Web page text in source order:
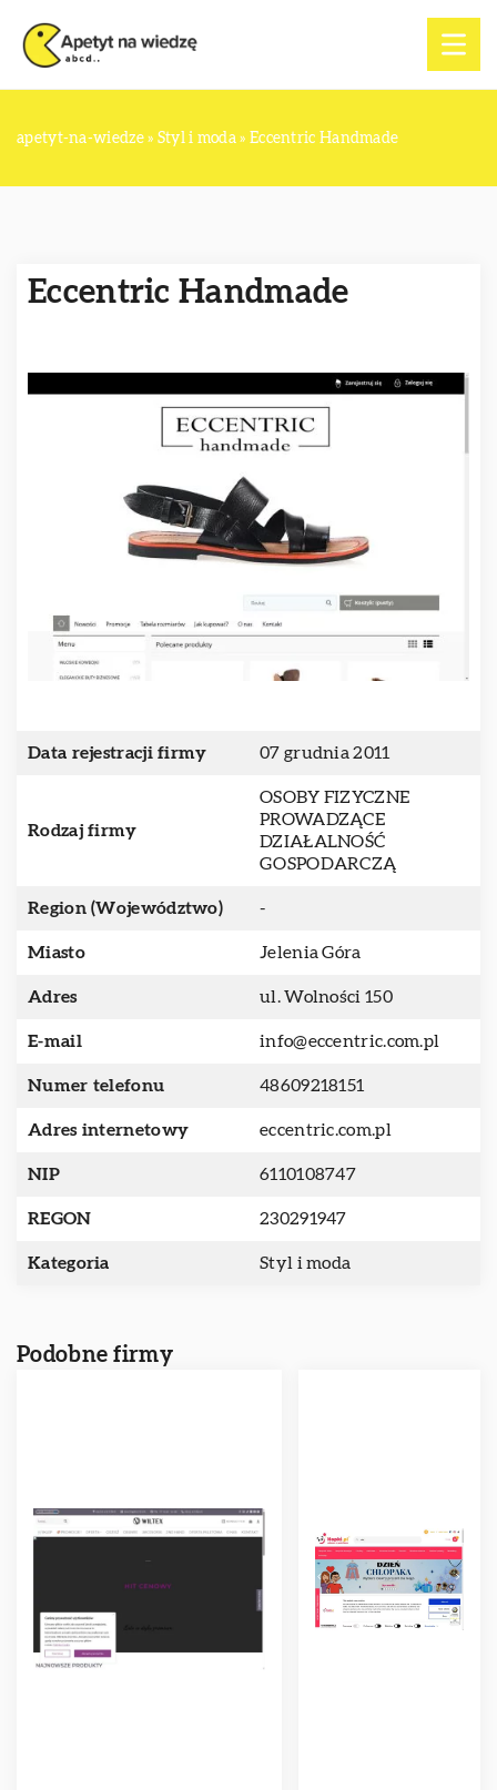
apetyt-na-wiedze» Styl i moda » Eccentric Handmade
Eccentric Handmade
Data rejestracji firmy 07 grudnia 2011
Rodzaj firmy
OSOBY FIZYCZNE
PROWADZĄCE
DZIAŁALNOŚĆ
GOSPODARCZĄ
Region (Województwo) -
Miasto Jelenia Góra
Adres ul. Wolności 150
E-mail info@eccentric.com.pl
Numer telefonu 48609218151
Adres internetowy eccentric.com.pl
NIP 6110108747
REGON 230291947
Kategoria Styl i moda
Podobne firmy